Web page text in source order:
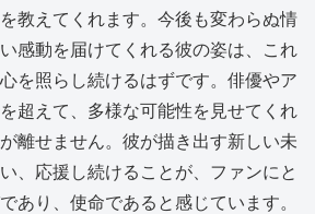
教えてくれます。今後も変わらぬ情
感動を届けてくれる彼の姿は、これ
を照らし続けるはずです。俳優やア
超えて、多様な可能性を見せてくれ
離せません。彼が描き出す新しい未
、応援し続けることが、ファンにと
あり、使命であると感じています。